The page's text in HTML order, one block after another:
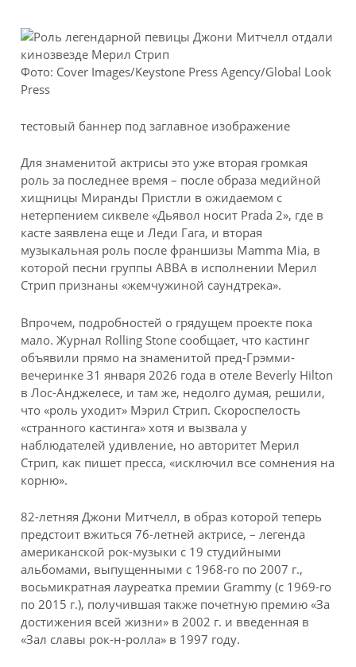
Фото: Cover Images/Keystone Press Agency/Global Look
Press
тестовый баннер под заглавное изображение
Для знаменитой актрисы это уже вторая громкая
роль за последнее время – после образа медийной
хищницы Миранды Пристли в ожидаемом с
нетерпением сиквеле «Дьявол носит Prada 2», где в
касте заявлена еще и Леди Гага, и вторая
музыкальная роль после франшизы Mamma Mia, в
которой песни группы ABBA в исполнении Мерил
Стрип признаны «жемчужиной саундтрека».
Впрочем, подробностей о грядущем проекте пока
мало. Журнал Rolling Stone сообщает, что кастинг
объявили прямо на знаменитой пред-Грэмми-
вечеринке 31 января 2026 года в отеле Beverly Hilton
в Лос-Анджелесе, и там же, недолго думая, решили,
что «роль уходит» Мэрил Стрип. Скороспелость
«странного кастинга» хотя и вызвала у
наблюдателей удивление, но авторитет Мерил
Стрип, как пишет пресса, «исключил все сомнения на
корню».
82-летняя Джони Митчелл, в образ которой теперь
предстоит вжиться 76-летней актрисе, – легенда
американской рок-музыки с 19 студийными
альбомами, выпущенными с 1968-го по 2007 г.,
восьмикратная лауреатка премии Grammy (с 1969-го
по 2015 г.), получившая также почетную премию «За
достижения всей жизни» в 2002 г. и введенная в
«Зал славы рок-н-ролла» в 1997 году.